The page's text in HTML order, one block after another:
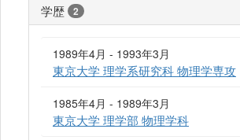
学歴 2
1989年4月 - 1993年3月
東京大学 理学系研究科 物理学専攻
1985年4月 - 1989年3月
東京大学 理学部 物理学科